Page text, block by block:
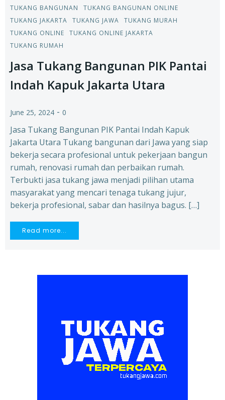
TUKANG BANGUNAN
TUKANG BANGUNAN ONLINE
TUKANG JAKARTA
TUKANG JAWA
TUKANG MURAH
TUKANG ONLINE
TUKANG ONLINE JAKARTA
TUKANG RUMAH
Jasa Tukang Bangunan PIK Pantai
Indah Kapuk Jakarta Utara
June 25, 2024 - 0
Jasa Tukang Bangunan PIK Pantai Indah Kapuk
Jakarta Utara Tukang bangunan dari Jawa yang siap
bekerja secara profesional untuk pekerjaan bangun
rumah, renovasi rumah dan perbaikan rumah.
Terbukti jasa tukang jawa menjadi pilihan utama
masyarakat yang mencari tenaga tukang jujur,
bekerja profesional, sabar dan hasilnya bagus. […]
Read more...